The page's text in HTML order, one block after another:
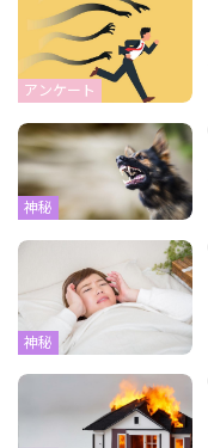
アンケート
神秘
神秘